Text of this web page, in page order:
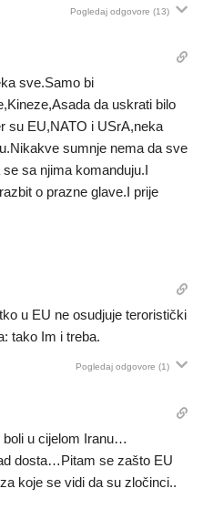
Pogledaj odgovore (13)
sve.Samo bi
da uskrati bilo
su EU,NATO i USrA,neka
sumnje nema da sve
sa njima komanduju.I
o prazne glave.I prije
u EU ne osudjuje teroristički
tako Im i treba.
Pogledaj odgovore (1)
boli u cijelom Iranu…
dosta…Pitam se zašto EU
koje se vidi da su zločinci..